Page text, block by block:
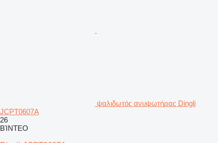
ψαλιδωτός ανυψωτήρας Dingli
JCPT0607A
26
ΒΊΝΤΕΟ